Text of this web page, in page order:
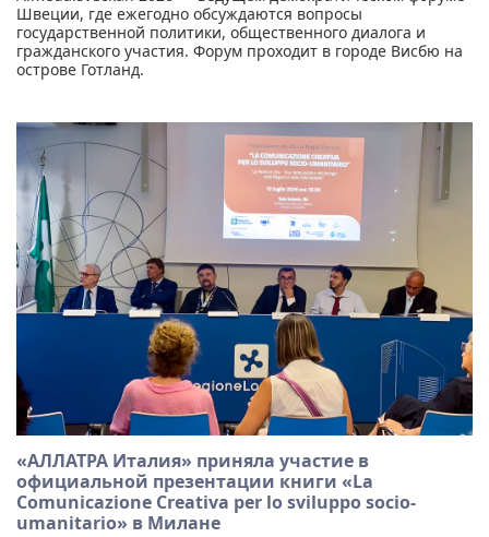
Швеции, где ежегодно обсуждаются вопросы
государственной политики, общественного диалога и
гражданского участия. Форум проходит в городе Висбю на
острове Готланд.
«АЛЛАТРА Италия» приняла участие в
официальной презентации книги «La
Comunicazione Creativa per lo sviluppo socio-
umanitario» в Милане